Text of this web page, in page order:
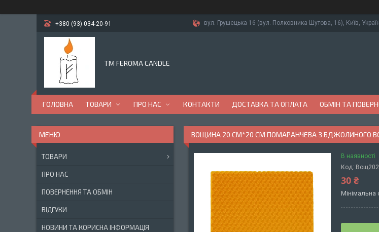
+380 (93) 034-20-91 вул. Грушецька 16 (вул. Полковника Шутова, 16), Київ,
TM FEROMA CANDLE
ГОЛОВНА ТОВАРИ ПРО НАС КОНТАКТИ ДОСТАВКА ТА ОПЛАТА ОБМІН ТА
ВОЩИНА 20 СМ*20 СМ ПОМАРАНЧЕВА З БДЖОЛИНОГО
В наявності
Код:
30 ₴
Мінімальна
ТОВАРИ
ПРО НАС
ПОВЕРНЕННЯ ТА ОБМІН
ВІДГУКИ
НОВИНИ ТА КОРИСНА ІНФОРМАЦІЯ